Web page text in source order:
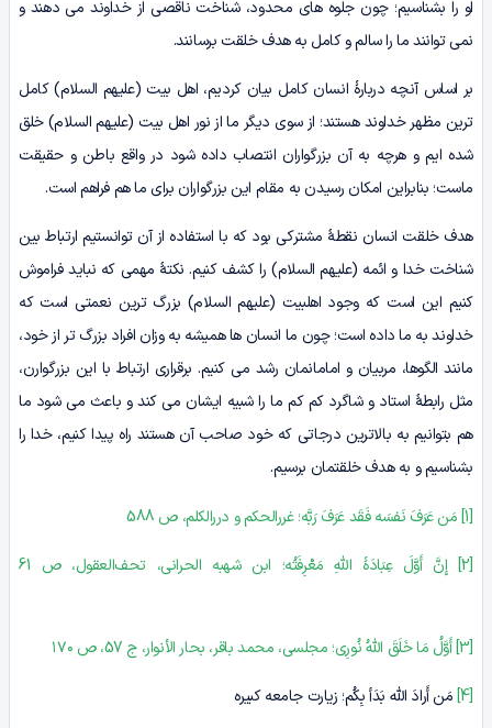
او را بشناسیم؛ چون جلوه های محدود، شناخت ناقصی از خداوند می دهند و
نمی توانند ما را سالم و کامل به هدف خلقت برسانند.
بر اساس آنچه دربارۀ انسان کامل بیان کردیم، اهل بیت (علیهم السلام) کامل
ترین مظهر خداوند هستند؛ از سوی دیگر ما از نور اهل بیت (علیهم السلام) خلق
شده ایم و هرچه به آن­ بزرگواران انتصاب داده شود در واقع باطن و حقیقت
ماست؛ بنابراین امکان رسیدن به مقام این بزرگواران برای ما هم فراهم است.
هدف خلقت انسان نقطۀ مشترکی بود که با استفاده از آن توانستیم ارتباط بین
شناخت خدا و ائمه (علیهم السلام) را کشف کنیم. نکتۀ مهمی که نباید فراموش
کنیم این است که وجود اهل­بیت (علیهم السلام) بزرگ ترین نعمتی است که
خداوند به ما داده است؛ چون ما انسان ها همیشه به وزان افراد بزرگ تر از خود،
مانند الگوها، مربیان و امامانمان رشد می کنیم. برقراری ارتباط با این بزرگوارن،
مثل رابطۀ استاد و شاگرد کم کم ما را شبیه ایشان می کند و باعث می شود ما
هم بتوانیم به بالاترین درجاتی که خود صاحب آن هستند راه پیدا کنیم، خدا را
بشناسیم و به هدف خلقتمان برسیم.
[1] مَن عَرَفَ نَفسَه فَقَد عَرَفَ رَبَّه؛ غررالحکم و دررالکلم، ص 588
[2] إِنَّ أَوَّلَ عِبَادَۀ اللَّهِ مَعْرِفَتُه؛ ابن شهبه الحرانی، تحف‌العقول، ص 61
[3] أَوَّلُ مَا خَلَقَ اللَّهُ نُورِی؛ مجلسی، محمد باقر، بحار الأنوار، ج 57، ص ۱۷۰
[4] مَن أَرادَ الله بَدَأ بِکُم؛ زیارت جامعه کبیره